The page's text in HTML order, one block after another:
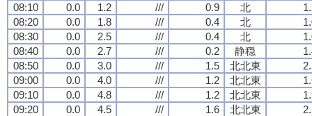
08:10
0.0 1.2 /// 0.9 北
08:20
0.0 1.8 /// 0.4 北
08:30
0.0 2.5 /// 0.4 北
08:40
0.0 2.7 /// 0.2 静穏
08:50
0.0 3.0 /// 1.5 北北東
09:00
0.0 4.0 /// 1.2 北北東
09:10
0.0 4.8 /// 1.2 北北東
09:20
0.0 4.5 /// 1.6 北北東